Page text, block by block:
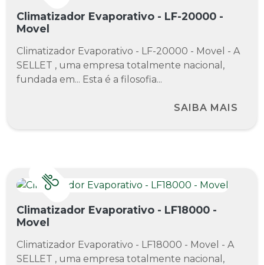
Climatizador Evaporativo - LF-20000 -
Movel
Climatizador Evaporativo - LF-20000 - Movel - A
SELLET , uma empresa totalmente nacional,
fundada em... Esta é a filosofia...
SAIBA MAIS
Climatizador Evaporativo - LF18000 -
Movel
Climatizador Evaporativo - LF18000 - Movel - A
SELLET , uma empresa totalmente nacional,